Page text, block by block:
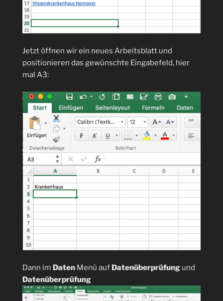
Jetzt öffnen wir ein neues Arbeitsblatt und
positionieren das gewünschte Eingabefeld, hier
mal A3:
Dann im Daten Menü auf Datenüberprüfung und
Datenüberprüfung